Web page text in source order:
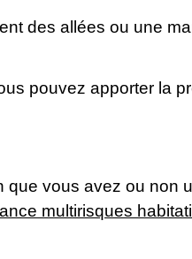
des allées ou une
pouvez apporter la
que vous avez ou non
multirisques